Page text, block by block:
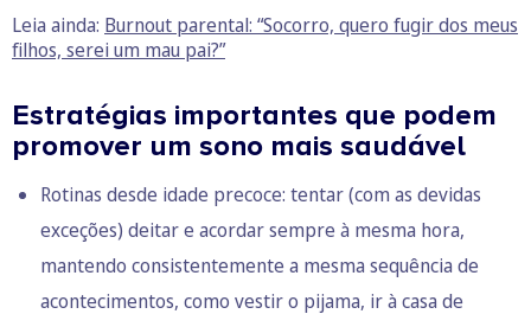
Leia ainda: Burnout parental: “Socorro, quero fugir dos meus
filhos, serei um mau pai?”
Estratégias importantes que podem
promover um sono mais saudável
Rotinas desde idade precoce: tentar (com as devidas
exceções) deitar e acordar sempre à mesma hora,
mantendo consistentemente a mesma sequência de
acontecimentos, como vestir o pijama, ir à casa de